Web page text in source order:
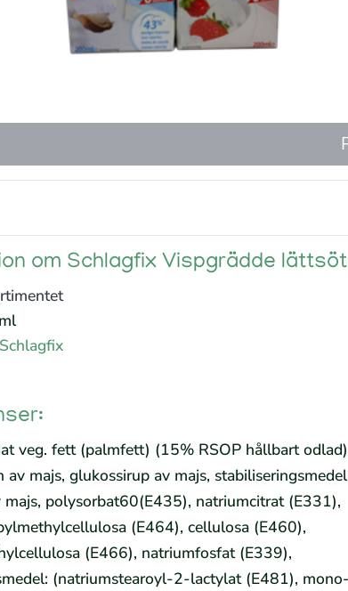
om Schlagfix Vispgrädde
Schlagfix
veg. fett (palmfett) (15% RSOP hållbart
av majs, glukossirup av majs,
majs, polysorbat60(E435), natriumcitrat (E331),
(E464), cellulosa (E460),
(E466), natriumfosfat (E339),
(natriumstearoyl-2-lactylat (E481),